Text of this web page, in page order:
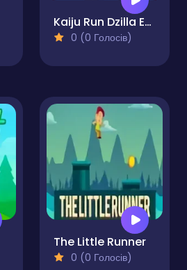
Kaiju Run Dzilla Enemies
0 (0 Голосів)
The Little Runner
0 (0 Голосів)